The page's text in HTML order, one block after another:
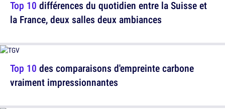
Top 10 différences du quotidien entre la Suisse et
la France, deux salles deux ambiances
Top 10 des comparaisons d'empreinte carbone
vraiment impressionnantes